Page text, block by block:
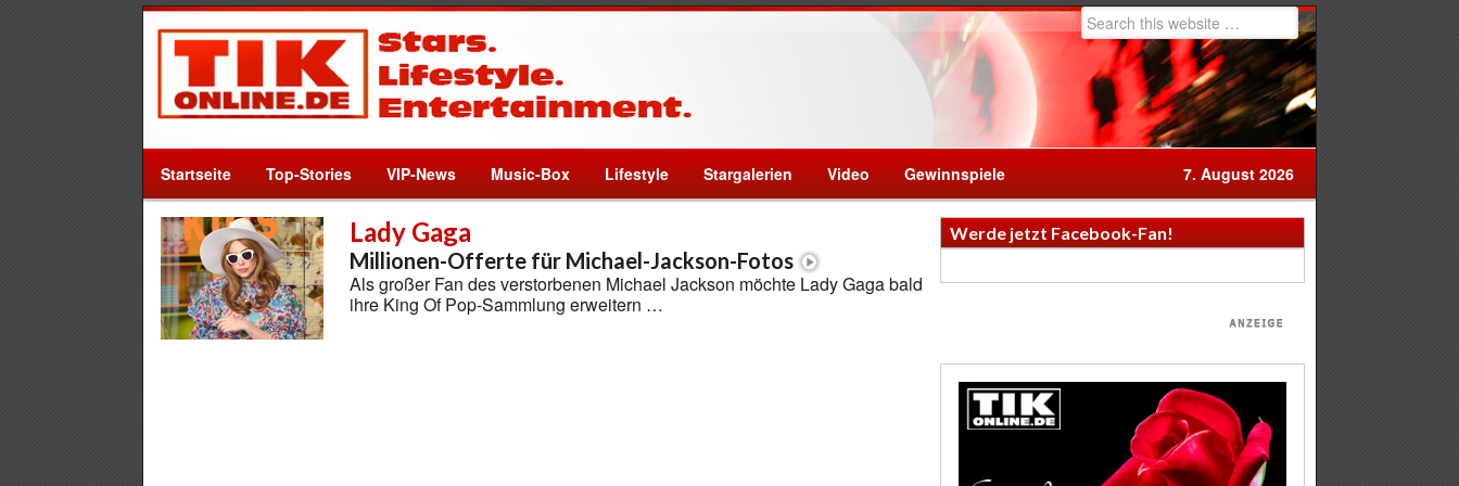
Startseite Top-Stories VIP-News Music-Box Lifestyle Stargalerien Video Gewinnspiele 7. August 2026
Lady Gaga
Millionen-Offerte für Michael-Jackson-Fotos
Als großer Fan des verstorbenen Michael Jackson möchte Lady Gaga bald
ihre King Of Pop-Sammlung erweitern …
Werde jetzt Facebook-Fan!